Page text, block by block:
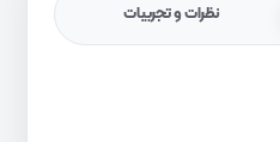
نظرات و تجربیات